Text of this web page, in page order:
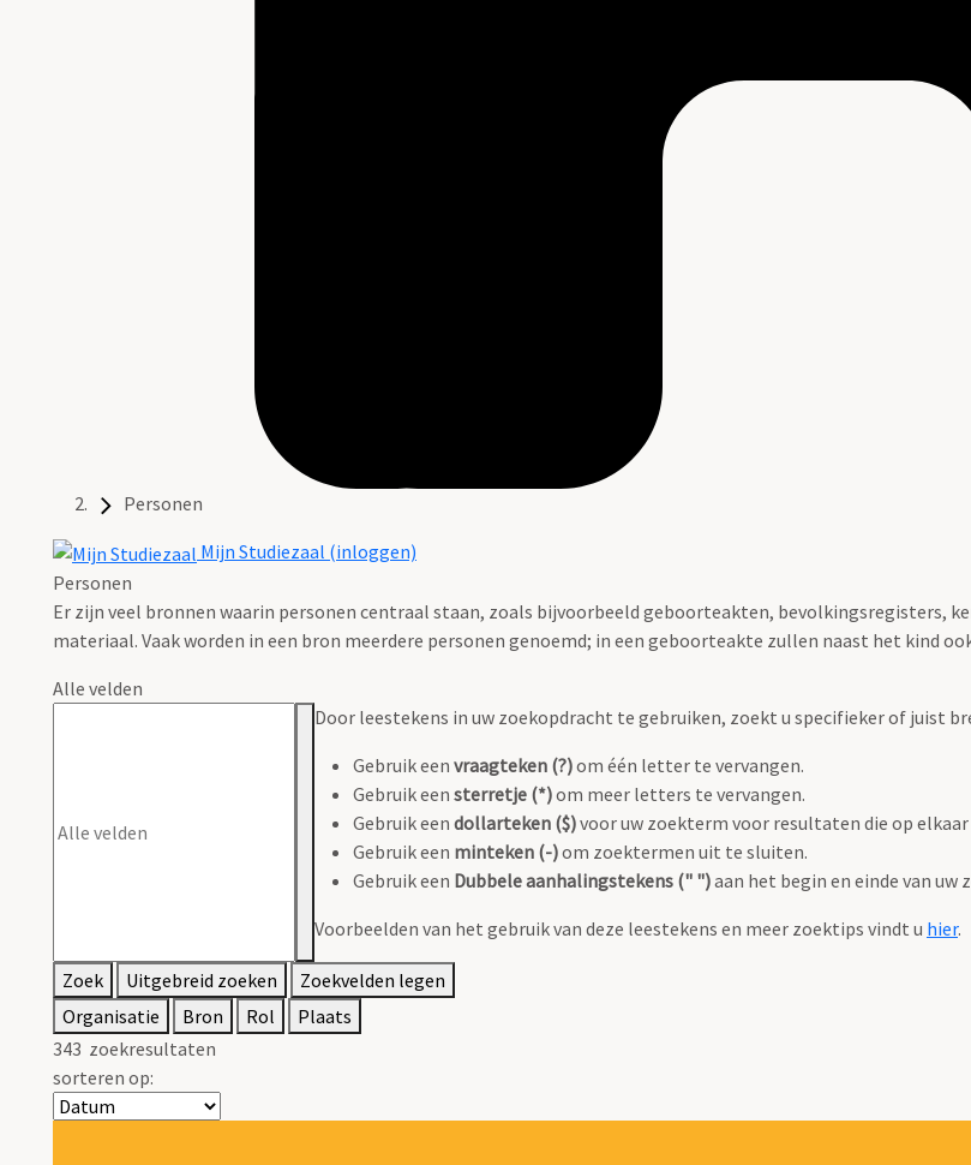
Personen
Mijn Studiezaal (inloggen)
Personen
Er zijn veel bronnen waarin personen centraal staan, zoals bijvoorbeeld geboorteakten, bevolkingsregisters,
materiaal. Vaak worden in een bron meerdere personen genoemd; in een geboorteakte zullen naast het kind
Alle velden
Door leestekens in uw zoekopdracht te gebruiken, zoekt u specifieker of juist
Gebruik een vraagteken (?)om één letter te vervangen.
Gebruik een sterretje (*)om meer letters te vervangen.
Gebruik een dollarteken ($)voor uw zoekterm voor resultaten die op
Gebruik een minteken (-)om zoektermen uit te sluiten.
Gebruik een Dubbele aanhalingstekens (" ")aan het begin en einde van
Voorbeelden van het gebruik van deze leestekens en meer zoektips vindt u hier.
Zoek Uitgebreid zoeken
Zoekvelden legen
Organisatie
Bron Rol
Plaats
343 zoekresultaten
sorteren op: